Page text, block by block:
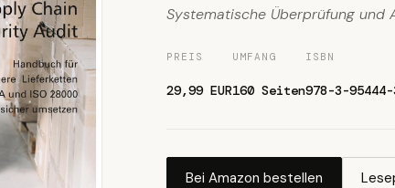
Systematische Überprüfung und
PREIS
29,99 EUR
UMFANG
160 Seiten
ISBN
978-3-
Bei Amazon bestellen